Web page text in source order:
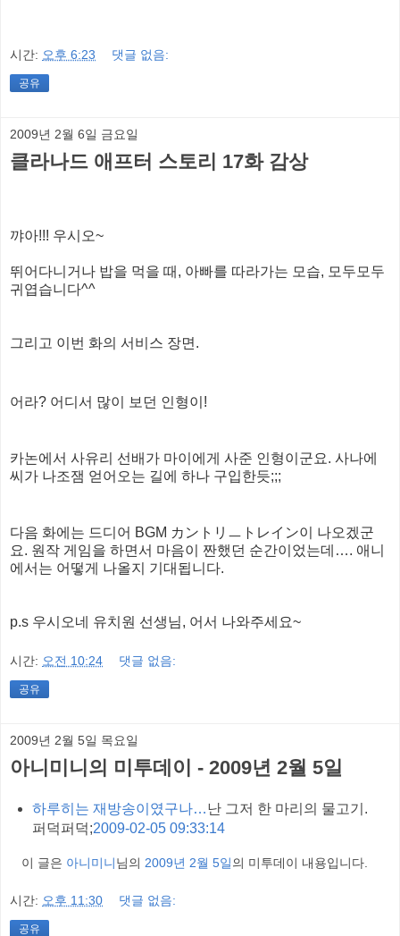
시간: 오후 6:23 댓글 없음:
공유
2009년 2월 6일 금요일
클라나드 애프터 스토리 17화 감상
꺄아!!! 우시오~
뛰어다니거나 밥을 먹을 때, 아빠를 따라가는 모습, 모두모두
귀엽습니다^^
그리고 이번 화의 서비스 장면.
어라? 어디서 많이 보던 인형이!
카논에서 사유리 선배가 마이에게 사준 인형이군요. 사나에
씨가 나조잼 얻어오는 길에 하나 구입한듯;;;
다음 화에는 드디어 BGM カントリㅡトレイン이 나오겠군
요. 원작 게임을 하면서 마음이 짠했던 순간이었는데…. 애니
에서는 어떻게 나올지 기대됩니다.
p.s 우시오네 유치원 선생님, 어서 나와주세요~
시간: 오전 10:24 댓글 없음:
공유
2009년 2월 5일 목요일
아니미니의 미투데이 - 2009년 2월 5일
하루히는 재방송이였구나…난 그저 한 마리의 물고기.
퍼덕퍼덕;2009-02-05 09:33:14
이 글은 아니미니님의 2009년 2월 5일의 미투데이 내용입니다.
시간: 오후 11:30 댓글 없음:
공유